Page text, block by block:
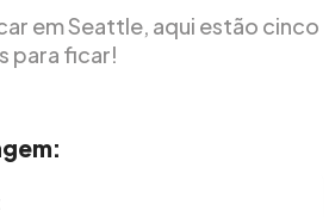
em Seattle, aqui estão cinco
para ficar!